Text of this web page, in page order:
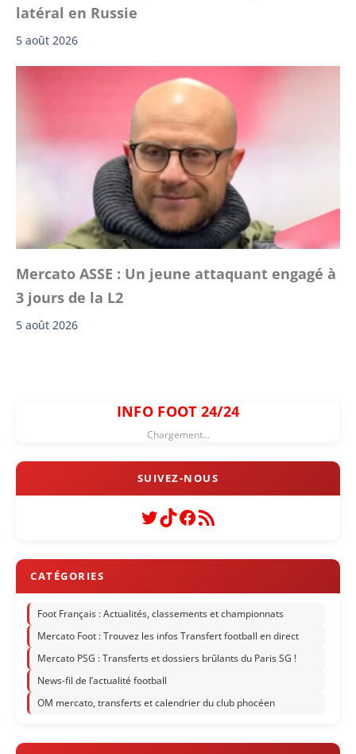
latéral en Russie
5 août 2026
Mercato ASSE : Un jeune attaquant engagé à
3 jours de la L2
5 août 2026
INFO FOOT 24/24
Chargement...
Twitter
TikTok
Facebook
Flux RSS
Foot Français : Actualités, classements et championnats
Mercato Foot : Trouvez les infos Transfert football en direct
Mercato PSG : Transferts et dossiers brûlants du Paris SG !
News-fil de l’actualité football
OM mercato, transferts et calendrier du club phocéen